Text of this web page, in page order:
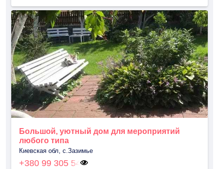
Большой, уютный дом для мероприятий
любого типа
Киевская обл, с.Зазимье
+380 99 305 54